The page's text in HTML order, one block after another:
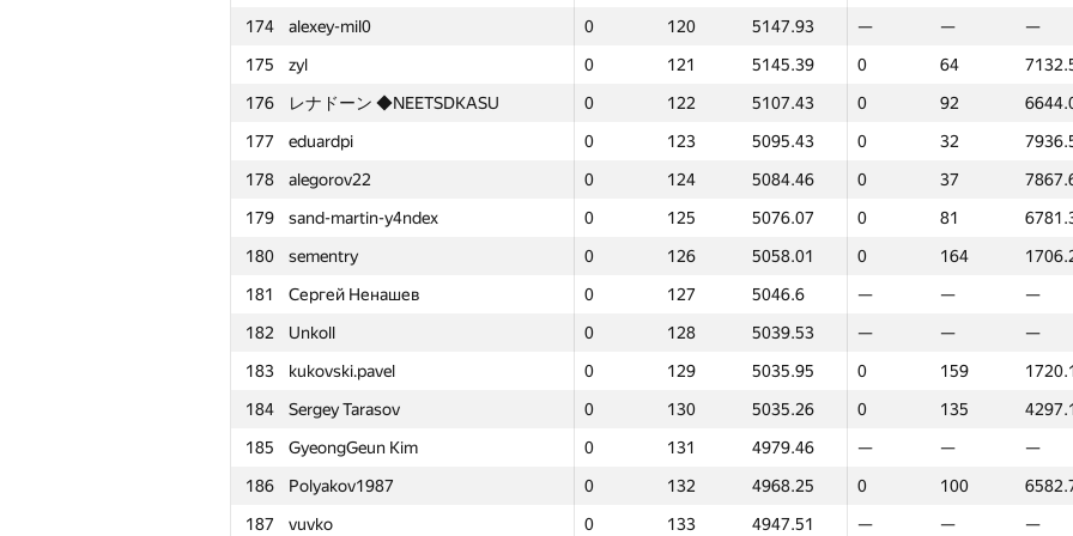
174
alexey-mil0 0 120 5147.93 — — —
175
zyl 0 121 5145.39 0 64
176
レナドーン ◆NEETSDKASU 0 122 5107.43 0 92
177
eduardpi 0 123 5095.43 0 32
178
alegorov22 0 124 5084.46 0 37
179
sand-martin-y4ndex 0 125 5076.07 0 81
180
sementry 0 126 5058.01 0 164
181
Сергей Ненашев 0 127 5046.6 — — —
182
Unkoll 0 128 5039.53 — — —
183
kukovski.pavel 0 129 5035.95 0 159
184
Sergey Tarasov 0 130 5035.26 0 135
185
GyeongGeun Kim 0 131 4979.46 — — —
186
Polyakov1987 0 132 4968.25 0 100
187
vuvko 0 133 4947.51 — — —
151 olga.dragun2010 0 97 6065.24 0 101
152
ivanilos 0 98 5871.27 0 121
153
percywtc 0 99 5836.43 — — —
154
quager 0 100 5833.33 — — —
155
sadqw213df 0 101 5630.36 — — —
156
amaksay 0 102 5607.38 — — —
157
lobanov98 0 103 5579.61 — — —
158
LLI.E.P.JI.O.K 0 104 5541.52 0 78
159
yabberd 0 105 5413.23 — — —
160
Арсений Колосов 0 106 5394.44 0 70
161
v.v.melnyk 0 107 5382.35 0 69
162
taikiyamada 0 108 5378.83 0 132
163
r0bur 0 109 5339.78 0 62
164
Mikhail Krivonosov 0 110 5337.42 13 18